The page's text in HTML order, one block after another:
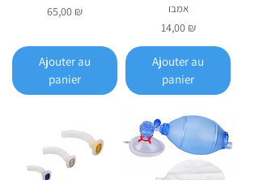
Prix
65,00 ₪
Ajouter au
panier
אמבו
Prix
14,00 ₪
Ajouter au
panier